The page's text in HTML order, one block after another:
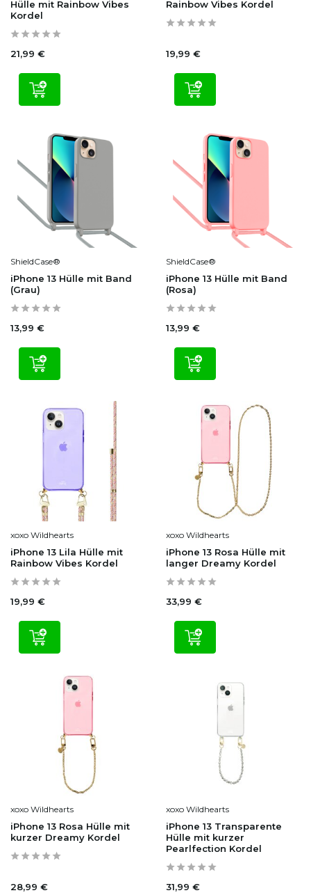
Hülle mit Rainbow Vibes
Kordel
21,99 €
Rainbow Vibes Kordel
19,99 €
ShieldCase®
iPhone 13 Hülle mit Band
(Grau)
13,99 €
ShieldCase®
iPhone 13 Hülle mit Band
(Rosa)
13,99 €
xoxo Wildhearts
iPhone 13 Lila Hülle mit
Rainbow Vibes Kordel
19,99 €
xoxo Wildhearts
iPhone 13 Rosa Hülle mit
langer Dreamy Kordel
33,99 €
xoxo Wildhearts
iPhone 13 Rosa Hülle mit
kurzer Dreamy Kordel
28,99 €
xoxo Wildhearts
iPhone 13 Transparente
Hülle mit kurzer
Pearlfection Kordel
31,99 €